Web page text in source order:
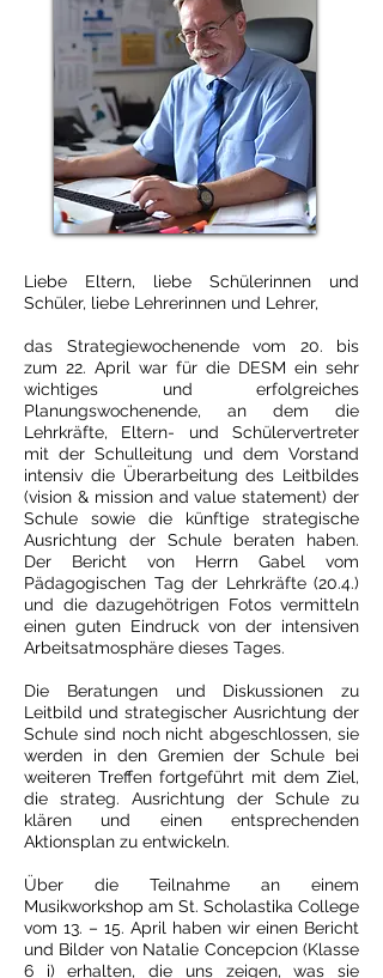
Liebe Eltern, liebe Schülerinnen und
Schüler, liebe Lehrerinnen und Lehrer,​
das Strategiewochenende vom 20. bis
zum 22. April war für die DESM ein sehr
wichtiges und erfolgreiches
Planungswochenende, an dem die
Lehrkräfte, Eltern- und Schülervertreter
mit der Schulleitung und dem Vorstand
intensiv die Überarbeitung des Leitbildes
(vision & mission and value statement) der
Schule sowie die künftige strategische
Ausrichtung der Schule beraten haben.
Der Bericht von Herrn Gabel vom
Pädagogischen Tag der Lehrkräfte (20.4.)
und die dazugehötrigen Fotos vermitteln
einen guten Eindruck von der intensiven
Arbeitsatmosphäre dieses Tages.
Die Beratungen und Diskussionen zu
Leitbild und strategischer Ausrichtung der
Schule sind noch nicht abgeschlossen, sie
werden in den Gremien der Schule bei
weiteren Treffen fortgeführt mit dem Ziel,
die strateg. Ausrichtung der Schule zu
klären und einen entsprechenden
Aktionsplan zu entwickeln.
Über die Teilnahme an einem
Musikworkshop am St. Scholastika College
vom 13. – 15. April haben wir einen Bericht
und Bilder von Natalie Concepcion (Klasse
6 i) erhalten, die uns zeigen, was sie